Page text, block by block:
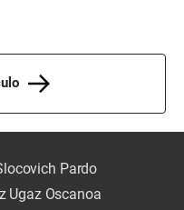
Pardo
Ugaz Oscanoa